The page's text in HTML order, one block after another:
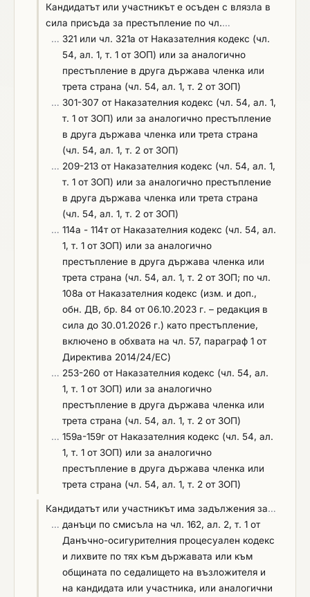
номера на Удостоверението за вписване и дата
на валидност, а за чуждестранни лица
аналогична информация за съответен
еквивалентен документ удостоверяващ правото
на съответното лице (съгласно националното му
законодателство) да изпълни предмета на
поръчката. Документи за доказване (представят
се само при условията на чл. 67, ал. 5 и 112, ал.
1,т. 2 от ЗОП) - копие на валидно удостоверение
за вписване в ЦПРС или еквивалентен документ
за чуждестранните участници, удостоверяващ
правото на съответното лице (съгласно
националното му законодателство) да изпълни
предмета на поръчката. Ако определеният
изпълнител е чуждестранен участник, при
условията на чл. 112, ал. 1, т. 2 от ЗОП, преди
сключване на договора, той трябва да представи
документ, с който да докаже, че има право да
изпълнява възлаганата дейност в Република
България, включително че е извършил
съответната регистрация съгласно Закона за
камарата на строителите, във връзка с
разпоредбата на чл. 112, ал. 1, т. 4 от ЗОП.
Кандидатът или участникът е осъден с влязла в
сила присъда за престъпление по чл.…
… 321 или чл. 321а от Наказателния кодекс (чл.
54, ал. 1, т. 1 от ЗОП) или за аналогично
престъпление в друга държава членка или
трета страна (чл. 54, ал. 1, т. 2 от ЗОП)
… 301-307 от Наказателния кодекс (чл. 54, ал. 1,
т. 1 от ЗОП) или за аналогично престъпление
в друга държава членка или трета страна
(чл. 54, ал. 1, т. 2 от ЗОП)
… 209-213 от Наказателния кодекс (чл. 54, ал. 1,
т. 1 от ЗОП) или за аналогично престъпление
в друга държава членка или трета страна
(чл. 54, ал. 1, т. 2 от ЗОП)
… 114а - 114т от Наказателния кодекс (чл. 54, ал.
1, т. 1 от ЗОП) или за аналогично
престъпление в друга държава членка или
трета страна (чл. 54, ал. 1, т. 2 от ЗОП; по чл.
108а от Наказателния кодекс (изм. и доп.,
обн. ДВ, бр. 84 от 06.10.2023 г. – редакция в
сила до 30.01.2026 г.) като престъпление,
включено в обхвата на чл. 57, параграф 1 от
Директива 2014/24/ЕС)
… 253-260 от Наказателния кодекс (чл. 54, ал.
1, т. 1 от ЗОП) или за аналогично
престъпление в друга държава членка или
трета страна (чл. 54, ал. 1, т. 2 от ЗОП)
… 159а-159г от Наказателния кодекс (чл. 54, ал.
1, т. 1 от ЗОП) или за аналогично
престъпление в друга държава членка или
трета страна (чл. 54, ал. 1, т. 2 от ЗОП)
Кандидатът или участникът има задължения за…
… данъци по смисъла на чл. 162, ал. 2, т. 1 от
Данъчно-осигурителния процесуален кодекс
и лихвите по тях към държавата или към
общината по седалището на възложителя и
на кандидата или участника, или аналогични